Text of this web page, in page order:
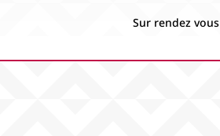
Sur rendez vous